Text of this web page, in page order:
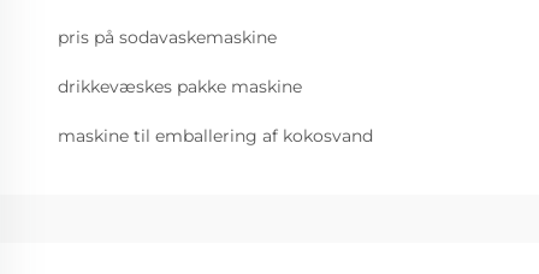
pris på sodavaskemaskine
drikkevæskes pakke maskine
maskine til emballering af kokosvand